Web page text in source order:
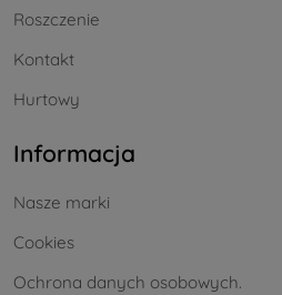
Roszczenie
Kontakt
Hurtowy
Informacja
Nasze marki
Cookies
Ochrona danych osobowych.